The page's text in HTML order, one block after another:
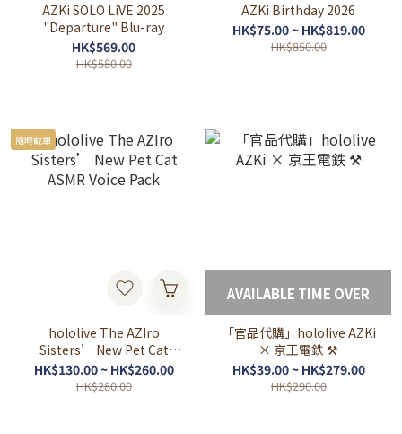
AZKi SOLO LiVE 2025
"Departure" Blu-ray
HK$569.00
HK$580.00
AZKi Birthday 2026
HK$75.00 ~ HK$819.00
HK$850.00
隨時截單
hololive The AZIro
Sisters’ New Pet Cat
ASMR Voice Pack
HK$130.00 ~ HK$260.00
HK$280.00
AVAILABLE TIME OVER
「官品代購」hololive AZKi
× 京王電鉄 ⚒
HK$39.00 ~ HK$279.00
HK$290.00